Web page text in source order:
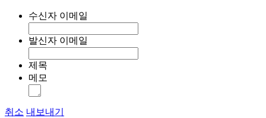
수신자 이메일
발신자 이메일
제목
메모
취소 내보내기